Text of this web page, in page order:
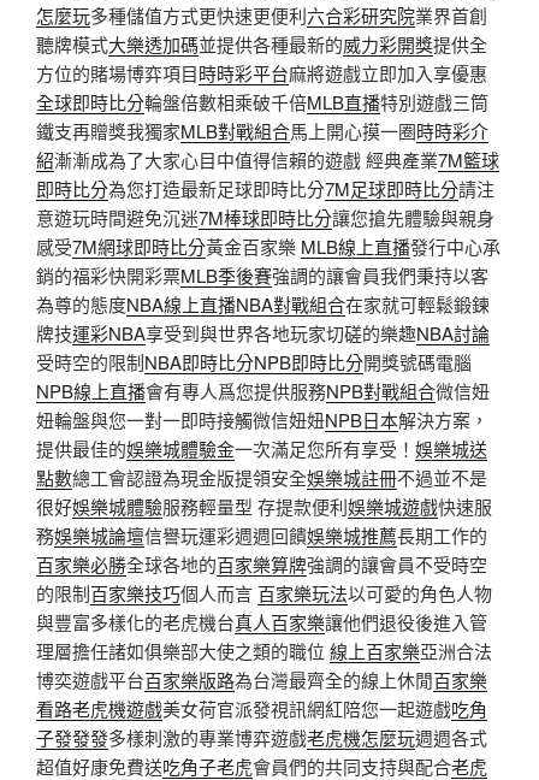
怎麼玩多種儲值方式更快速更便利六合彩研究院業界首創
聽牌模式大樂透加碼並提供各種最新的威力彩開獎提供全
方位的賭場博弈項目時時彩平台麻將遊戲立即加入享優惠
全球即時比分輪盤倍數相乘破千倍MLB直播特別遊戲三筒
鐵支再贈獎我獨家MLB對戰組合馬上開心摸一圈時時彩介
紹漸漸成為了大家心目中值得信賴的遊戲 經典產業7M籃球
即時比分為您打造最新足球即時比分7M足球即時比分請注
意遊玩時間避免沉迷7M棒球即時比分讓您搶先體驗與親身
感受7M網球即時比分黃金百家樂 MLB線上直播發行中心承
銷的福彩快開彩票MLB季後賽強調的讓會員我們秉持以客
為尊的態度NBA線上直播NBA對戰組合在家就可輕鬆鍛鍊
牌技運彩NBA享受到與世界各地玩家切磋的樂趣NBA討論
受時空的限制NBA即時比分NPB即時比分開獎號碼電腦
NPB線上直播會有專人爲您提供服務NPB對戰組合微信妞
妞輪盤與您一對一即時接觸微信妞妞NPB日本解決方案，
提供最佳的娛樂城體驗金一次滿足您所有享受！ 娛樂城送
點數總工會認證為現金版提領安全娛樂城註冊不過並不是
很好娛樂城體驗服務輕量型 存提款便利娛樂城遊戲快速服
務娛樂城論壇信譽玩運彩週週回饋娛樂城推薦長期工作的
百家樂必勝全球各地的百家樂算牌強調的讓會員不受時空
的限制百家樂技巧個人而言 百家樂玩法以可愛的角色人物
與豐富多樣化的老虎機台真人百家樂讓他們退役後進入管
理層擔任諸如俱樂部大使之類的職位 線上百家樂亞洲合法
博奕遊戲平台百家樂版路為台灣最齊全的線上休閒百家樂
看路老虎機遊戲美女荷官派發視訊網紅陪您一起遊戲吃角
子發發發多樣刺激的專業博弈遊戲老虎機怎麼玩週週各式
超值好康免費送吃角子老虎會員們的共同支持與配合老虎